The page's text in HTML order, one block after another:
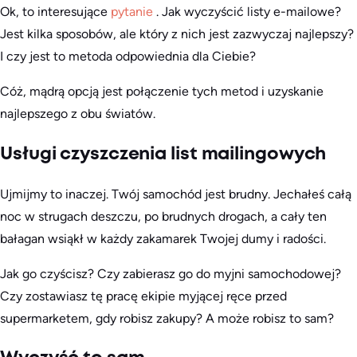
Ok, to interesujące pytanie . Jak wyczyścić listy e-mailowe?
Jest kilka sposobów, ale który z nich jest zazwyczaj najlepszy?
I czy jest to metoda odpowiednia dla Ciebie?
Cóż, mądrą opcją jest połączenie tych metod i uzyskanie
najlepszego z obu światów.
Usługi czyszczenia list mailingowych
Ujmijmy to inaczej. Twój samochód jest brudny. Jechałeś całą
noc w strugach deszczu, po brudnych drogach, a cały ten
bałagan wsiąkł w każdy zakamarek Twojej dumy i radości.
Jak go czyścisz? Czy zabierasz go do myjni samochodowej?
Czy zostawiasz tę pracę ekipie myjącej ręce przed
supermarketem, gdy robisz zakupy? A może robisz to sam?